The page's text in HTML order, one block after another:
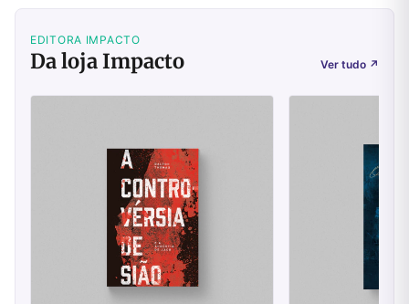
EDITORA IMPACTO
Da loja Impacto Ver tudo ↗